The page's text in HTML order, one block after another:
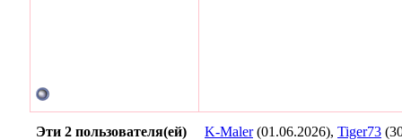
Эти 2 пользователя(ей)
K-Maler(01.06.2026), Tiger73